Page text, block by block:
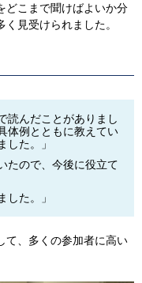
どこまで聞けばよいか分
見受けられました。
読んだことがありまし
体例とともに教えてい
した。」
たので、今後に役立て
した。」
て、多くの参加者に高い